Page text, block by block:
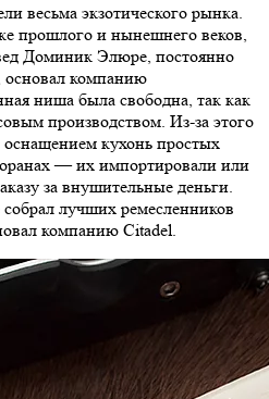
весьма экзотического рынка.
прошлого и нынешнего веков,
Доминик Элюре, постоянно
компанию
ниша была свободна, так как
производством. Из-за этого
кухонь простых
— их импортировали или
за внушительные деньги.
лучших ремесленников
компанию Citadel.